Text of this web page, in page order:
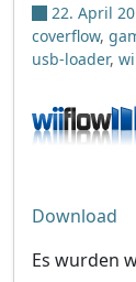
22. April
coverflow,
usb-loader,
Download
Es wurden